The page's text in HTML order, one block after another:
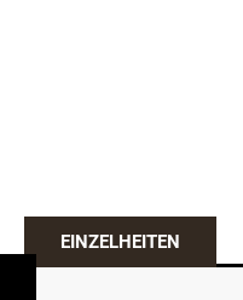
EINZELHEITEN